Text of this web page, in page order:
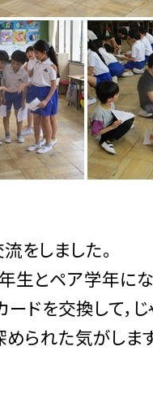
をしました。
生とペア学年にな
ドを交換して，
られた気がしま